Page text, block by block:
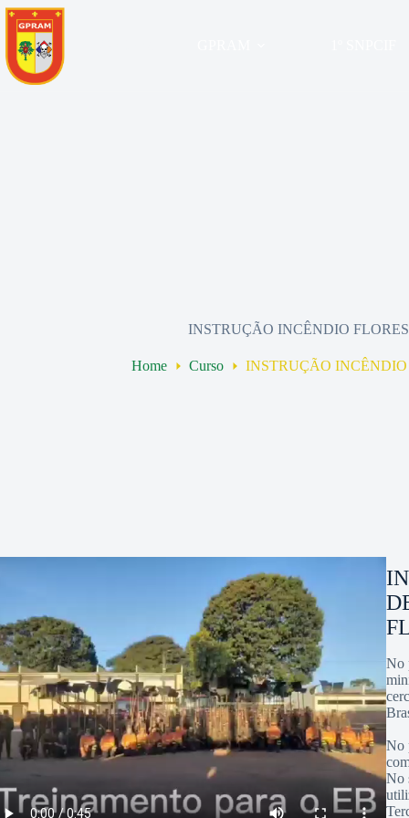
Pular
para
conteúdo
INSTRUÇÃO INCÊNDIO
Home Curso INSTRUÇÃO INCÊNDIO
No
No
No